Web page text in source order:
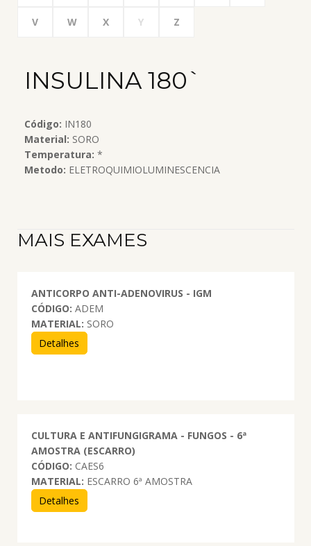
V W X Y Z
INSULINA 180`
Código: IN180
Material: SORO
Temperatura: *
Metodo: ELETROQUIMIOLUMINESCENCIA
MAIS EXAMES
ANTICORPO ANTI-ADENOVIRUS - IGM
CÓDIGO: ADEM
MATERIAL: SORO
Detalhes
CULTURA E ANTIFUNGIGRAMA - FUNGOS - 6ª
AMOSTRA (ESCARRO)
CÓDIGO: CAES6
MATERIAL: ESCARRO 6ª AMOSTRA
Detalhes